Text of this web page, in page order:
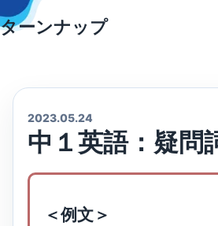
Skip
to
ターンナップ
2023.05.24
中１英語：疑問
＜例文＞